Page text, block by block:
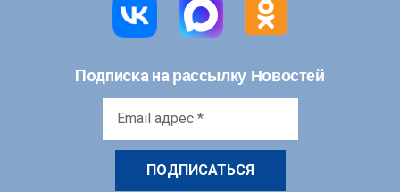
Подписка на рассылку Новостей